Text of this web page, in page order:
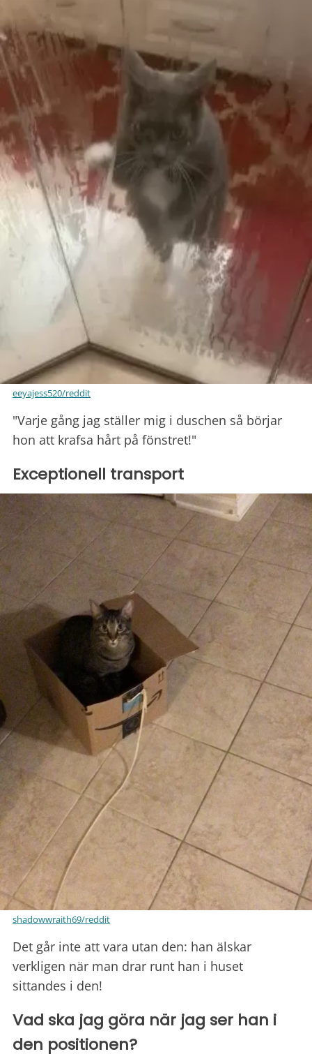
eeyajess520/reddit
"Varje gång jag ställer mig i duschen så börjar
hon att krafsa hårt på fönstret!"
Exceptionell transport
shadowwraith69/reddit
Det går inte att vara utan den: han älskar
verkligen när man drar runt han i huset
sittandes i den!
Vad ska jag göra när jag ser han i
den positionen?